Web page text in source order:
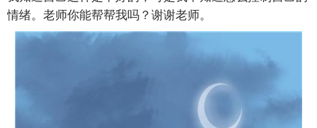
情绪。老师你能帮帮我吗？谢谢老师。